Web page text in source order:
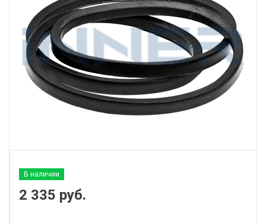
В наличии
2 335 руб.